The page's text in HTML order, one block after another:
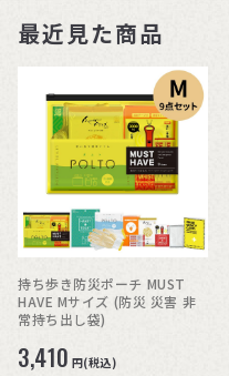
最近見た商品
持ち歩き防災ポーチ MUST
HAVE Mサイズ (防災 災害 非
常持ち出し袋)
3,410 円(税込)